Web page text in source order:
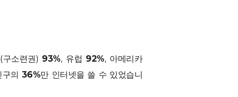
소련권) 93%, 유럽 92%, 아메리카
의 36%만 인터넷을 쓸 수 있었습니